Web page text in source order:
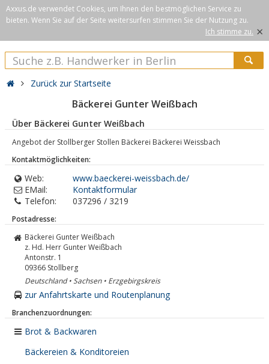
Axxus.de verwendet Cookies, um Ihnen den bestmöglichen Service zu
bieten. Wenn Sie auf der Seite weitersurfen stimmen Sie der Nutzung zu.
Ich stimme zu. ×
Zurück zur Startseite
Bäckerei Gunter Weißbach
Über Bäckerei Gunter Weißbach
Angebot der Stollberger Stollen Bäckerei Bäckerei Weissbach
Kontaktmöglichkeiten:
Web:
www.baeckerei-weissbach.de/
EMail:
Kontaktformular
Telefon:
037296 / 3219
Postadresse:
Bäckerei Gunter Weißbach
z. Hd. Herr Gunter Weißbach
Antonstr. 1
09366 Stollberg
Deutschland • Sachsen • Erzgebirgskreis
zur Anfahrtskarte und Routenplanung
Branchenzuordnungen:
Brot & Backwaren
Bäckereien & Konditoreien